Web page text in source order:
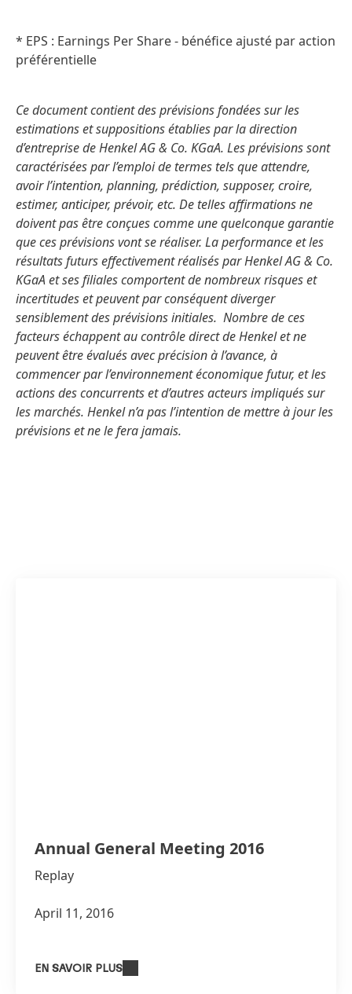
* EPS : Earnings Per Share - bénéfice ajusté par action
préférentielle
Ce document contient des prévisions fondées sur les
estimations et suppositions établies par la direction
d’entreprise de Henkel AG & Co. KGaA. Les prévisions sont
caractérisées par l’emploi de termes tels que attendre,
avoir l’intention, planning, prédiction, supposer, croire,
estimer, anticiper, prévoir, etc. De telles affirmations ne
doivent pas être conçues comme une quelconque garantie
que ces prévisions vont se réaliser. La performance et les
résultats futurs effectivement réalisés par Henkel AG & Co.
KGaA et ses filiales comportent de nombreux risques et
incertitudes et peuvent par conséquent diverger
sensiblement des prévisions initiales. Nombre de ces
facteurs échappent au contrôle direct de Henkel et ne
peuvent être évalués avec précision à l’avance, à
commencer par l’environnement économique futur, et les
actions des concurrents et d’autres acteurs impliqués sur
les marchés. Henkel n’a pas l’intention de mettre à jour les
prévisions et ne le fera jamais.
Annual General Meeting 2016
Replay
April 11, 2016
EN SAVOIR PLUS